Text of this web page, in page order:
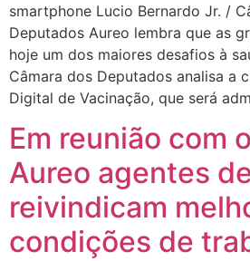
smartphone Lucio Bernardo Jr. /
Deputados Aureo lembra que as
hoje um dos maiores desafios à
Câmara dos Deputados analisa a
Digital de Vacinação, que será
Em reunião com
Aureo agentes
reivindicam
condições de